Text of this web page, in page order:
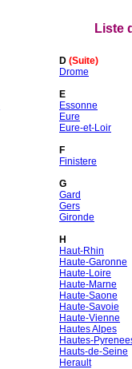
Liste
D (Suite)
Drome
E
Essonne
Eure
Eure-et-Loir
F
Finistere
G
Gard
Gers
Gironde
H
Haut-Rhin
Haute-Garonne
Haute-Loire
Haute-Marne
Haute-Saone
Haute-Savoie
Haute-Vienne
Hautes Alpes
Hautes-
Hauts-de-Seine
Herault